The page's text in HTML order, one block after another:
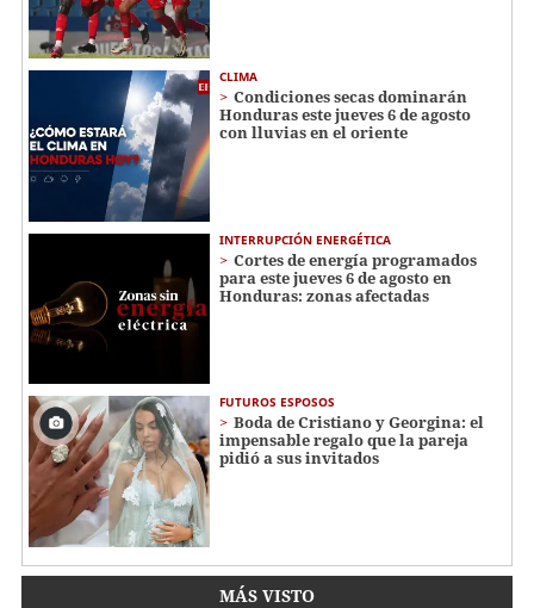
CLIMA
Condiciones secas dominarán
Honduras este jueves 6 de agosto
con lluvias en el oriente
INTERRUPCIÓN ENERGÉTICA
Cortes de energía programados
para este jueves 6 de agosto en
Honduras: zonas afectadas
FUTUROS ESPOSOS
Boda de Cristiano y Georgina: el
impensable regalo que la pareja
pidió a sus invitados
MÁS VISTO